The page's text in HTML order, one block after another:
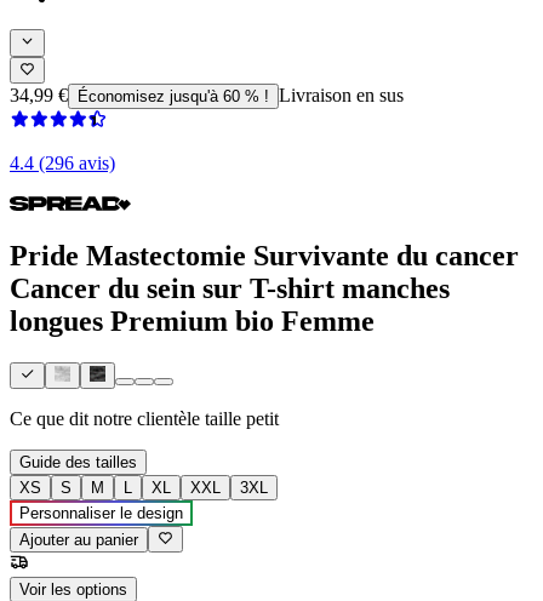
34,99 € Économisez jusqu'à 60 % ! Livraison en sus
4.4 (296 avis)
Pride Mastectomie Survivante du cancer
Cancer du sein sur T-shirt manches
longues Premium bio Femme
Ce que dit notre clientèle taille petit
Guide des tailles
XS
S M L XL XXL
3XL
Personnaliser le design
Ajouter au panier
Voir les options